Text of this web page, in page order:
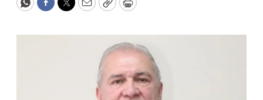
WhatsApp
Facebook
Twitter
EmailCopyPrint